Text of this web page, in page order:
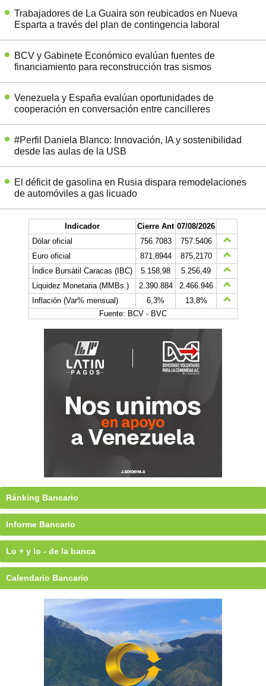
Trabajadores de La Guaira son reubicados en Nueva
Esparta a través del plan de contingencia laboral
BCV y Gabinete Económico evalúan fuentes de
financiamiento para reconstrucción tras sismos
Venezuela y España evalúan oportunidades de
cooperación en conversación entre cancilleres
#Perfil Daniela Blanco: Innovación, IA y sostenibilidad
desde las aulas de la USB
El déficit de gasolina en Rusia dispara remodelaciones
de automóviles a gas licuado
Indicador Cierre Ant 07/08/2026
Dólar oficial
756.7083
757.5406
Euro oficial
871,8944
875,2170
Índice Bursátil Caracas (IBC)
5.158,98
5.256,49
Liquidez Monetaria (MMBs.)
2.390.884
2.466.946
Inflación (Var% mensual)
6,3%
13,8%
Fuente: BCV - BVC
Ránking Bancario
Informe Bancario
Lo + y lo - de la banca
Calendario Bancario